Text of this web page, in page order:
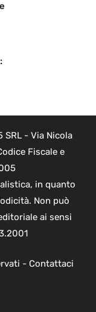
SRL - Via Nicola
Fiscale e
in quanto
Non può
ai sensi
- Contattaci